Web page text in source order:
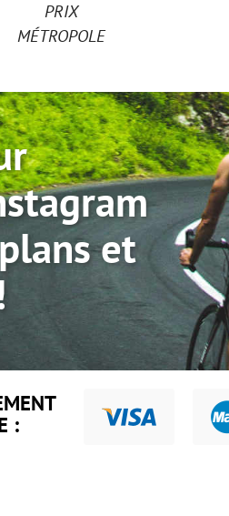
PRIX
MÉTROPOLE
et
: